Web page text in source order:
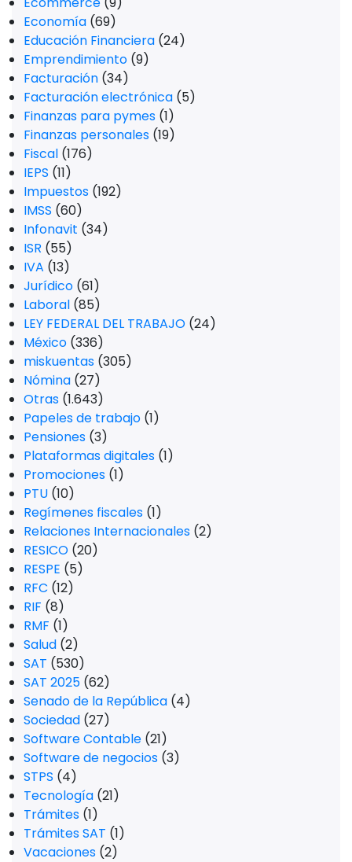
Economía (69)
Educación Financiera (24)
Emprendimiento (9)
Facturación (34)
Facturación electrónica (5)
Finanzas para pymes (1)
Finanzas personales (19)
Fiscal (176)
IEPS (11)
Impuestos (192)
IMSS (60)
Infonavit (34)
ISR (55)
IVA (13)
Jurídico (61)
Laboral (85)
LEY FEDERAL DEL TRABAJO (24)
México (336)
miskuentas (305)
Nómina (27)
Otras (1.643)
Papeles de trabajo (1)
Pensiones (3)
Plataformas digitales (1)
Promociones (1)
PTU (10)
Regímenes fiscales (1)
Relaciones Internacionales (2)
RESICO (20)
RESPE (5)
RFC (12)
RIF (8)
RMF (1)
Salud (2)
SAT (530)
SAT 2025 (62)
Senado de la República (4)
Sociedad (27)
Software Contable (21)
Software de negocios (3)
STPS (4)
Tecnología (21)
Trámites (1)
Trámites SAT (1)
Vacaciones (2)